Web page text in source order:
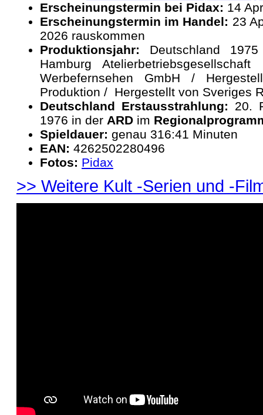
Erscheinungstermin bei Pidax: 14
Erscheinungstermin im Handel: 23
2026 rauskommen
Produktionsjahr: Deutschland
Hamburg
Werbefernsehen GmbH /
Produktion / Hergestellt von Sveriges
Deutschland Erstausstrahlung: 20.
1976 in der ARD im
Spieldauer: genau 316:41 Minuten
EAN: 4262502280496
Fotos: Pidax
>> Weitere Kult -Serien und -